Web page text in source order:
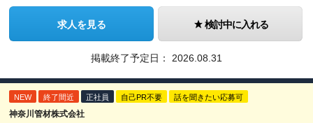
求人を見る 検討中に入れる
掲載終了予定日： 2026.08.31
NEW 終了間近 正社員 自己PR不要 話を聞きたい応募可
神奈川管材株式会社